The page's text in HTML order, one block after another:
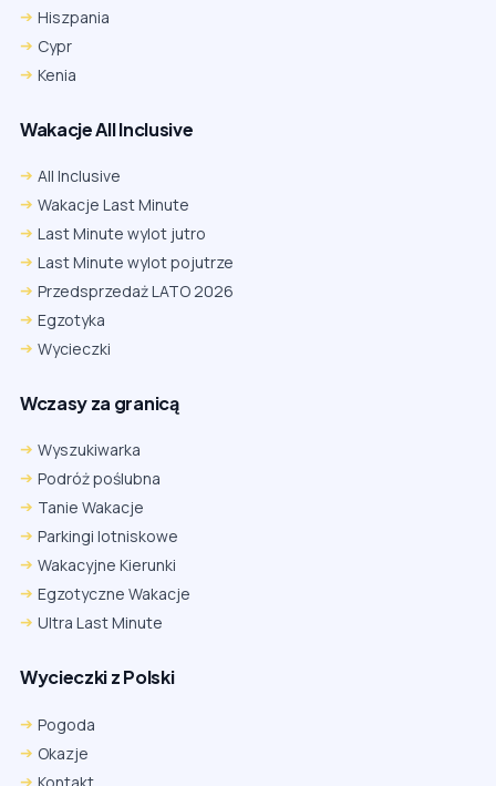
Hiszpania
Cypr
Kenia
Wakacje All Inclusive
All Inclusive
Wakacje Last Minute
Last Minute wylot jutro
Last Minute wylot pojutrze
Przedsprzedaż LATO 2026
Egzotyka
Wycieczki
Wczasy za granicą
Wyszukiwarka
Podróż poślubna
Tanie Wakacje
Parkingi lotniskowe
Wakacyjne Kierunki
Egzotyczne Wakacje
Ultra Last Minute
Wycieczki z Polski
Pogoda
Okazje
Kontakt
Firefox
Ustawienia → Prywatność i bezpieczeństwo → Pliki cookie innych